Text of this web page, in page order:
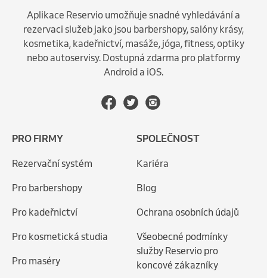
Aplikace Reservio umožňuje snadné vyhledávání a
rezervaci služeb jako jsou barbershopy, salóny krásy,
kosmetika, kadeřnictví, masáže, jóga, fitness, optiky
nebo autoservisy. Dostupná zdarma pro platformy
Android a iOS.
PRO FIRMY
Rezervační systém
Pro barbershopy
Pro kadeřnictví
Pro kosmetická studia
Pro maséry
SPOLEČNOST
Kariéra
Blog
Ochrana osobních údajů
Všeobecné podmínky
služby Reservio pro
koncové zákazníky